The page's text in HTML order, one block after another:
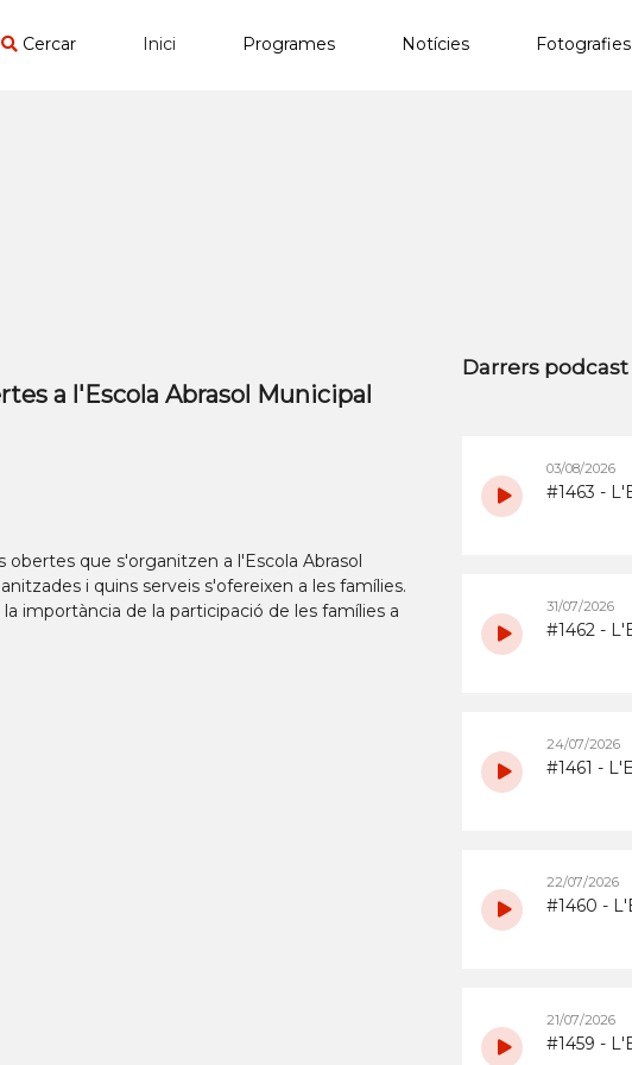
Cercar Inici Programes Notícies Fotografies
a l'Escola Abrasol Municipal
que s'organitzen a l'Escola Abrasol
i quins serveis s'ofereixen a les famílies.
importància de la participació de les famílies a
Darrers podcast
03/08/2026
31/07/2026
24/07/2026
22/07/2026
21/07/2026